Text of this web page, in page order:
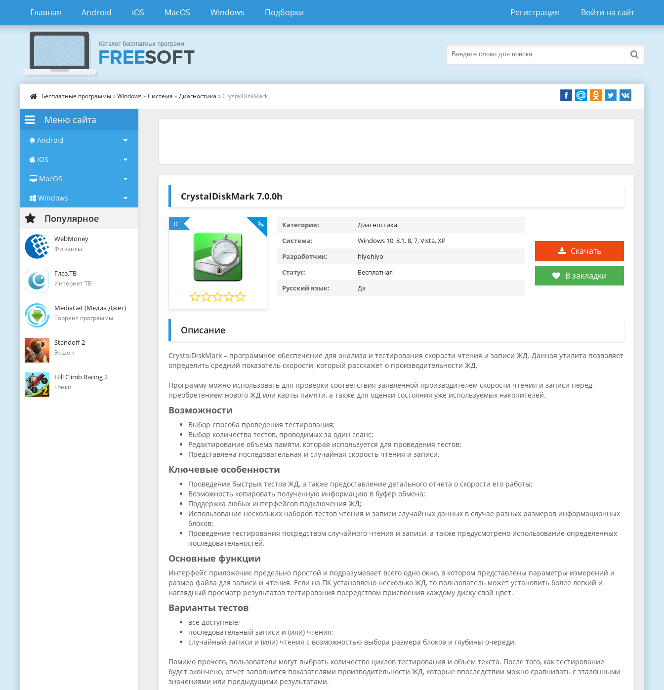
Главная Android iOS MacOS Windows Подборки Регистрация Войти на сайт
Бесплатные программы»Windows »Система »Диагностика » CrystalDiskMark
Меню сайта
Android
iOS
MacOS
Windows
Популярное
WebMoney
Финансы
Глаз.ТВ
Интернет ТВ
MediaGet (Медиа Джет)
Торрент программы
Standoff 2
Экшен
Hill Climb Racing 2
Гонки
CrystalDiskMark 7.0.0h
0
Скачать
В закладки
Категория:
Диагностика
Система:
Windows 10, 8.1, 8, 7, Vista, XP
Разработчик:
hiyohiyo
Статус:
Бесплатная
Русский язык:
Да
Описание
CrystalDiskMark – программное обеспечение для анализа и тестирования скорости чтения и записи ЖД. Данная утилита позволяет
определить средний показатель скорости, который расскажет о производительности ЖД.
Программу можно использовать для проверки соответствия заявленной производителем скорости чтения и записи перед
преобретением нового ЖД или карты памяти, а также для оценки состояния уже используемых накопителей.
Возможности
Выбор способа проведения тестирования;
Выбор количества тестов, проводимых за один сеанс;
Редактирование объема памяти, которая используется для проведения тестов;
Представлена последовательная и случайная скорость чтения и записи.
Ключевые особенности
Проведение быстрых тестов ЖД, а также предоставление детального отчета о скорости его работы;
Возможность копировать полученную информацию в буфер обмена;
Поддержка любых интерфейсов подключения ЖД;
Использование нескольких наборов тестов чтения и записи случайных данных в случае разных размеров информационных
блоков;
Проведение тестирования посредством случайного чтения и записи, а также предусмотрено использование определенных
последовательностей.
Основные функции
Интерфейс приложение предельно простой и подразумевает всего одно окно, в котором представлены параметры измерений и
размер файла для записи и чтения. Если на ПК установлено несколько ЖД, то пользователь может установить более легкий и
наглядный просмотр результатов тестирования посредством присвоения каждому диску свой цвет.
Варианты тестов
все доступные;
последовательный записи и (или) чтения;
случайный записи и (или) чтения с возможностью выбора размера блоков и глубины очереди.
Помимо прочего, пользователи могут выбрать количество циклов тестирования и объем текста. После того, как тестирование
будет окончено, отчет заполнится показателями производительности ЖД, которые впоследствии можно сравнивать с эталонными
значениями или предыдущими результатами.